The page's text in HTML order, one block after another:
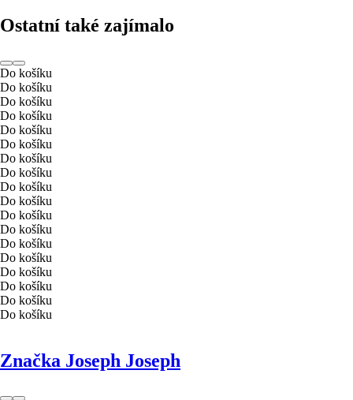
Ostatní také zajímalo
Do košíku
Do košíku
Do košíku
Do košíku
Do košíku
Do košíku
Do košíku
Do košíku
Do košíku
Do košíku
Do košíku
Do košíku
Do košíku
Do košíku
Do košíku
Do košíku
Do košíku
Do košíku
Značka Joseph Joseph